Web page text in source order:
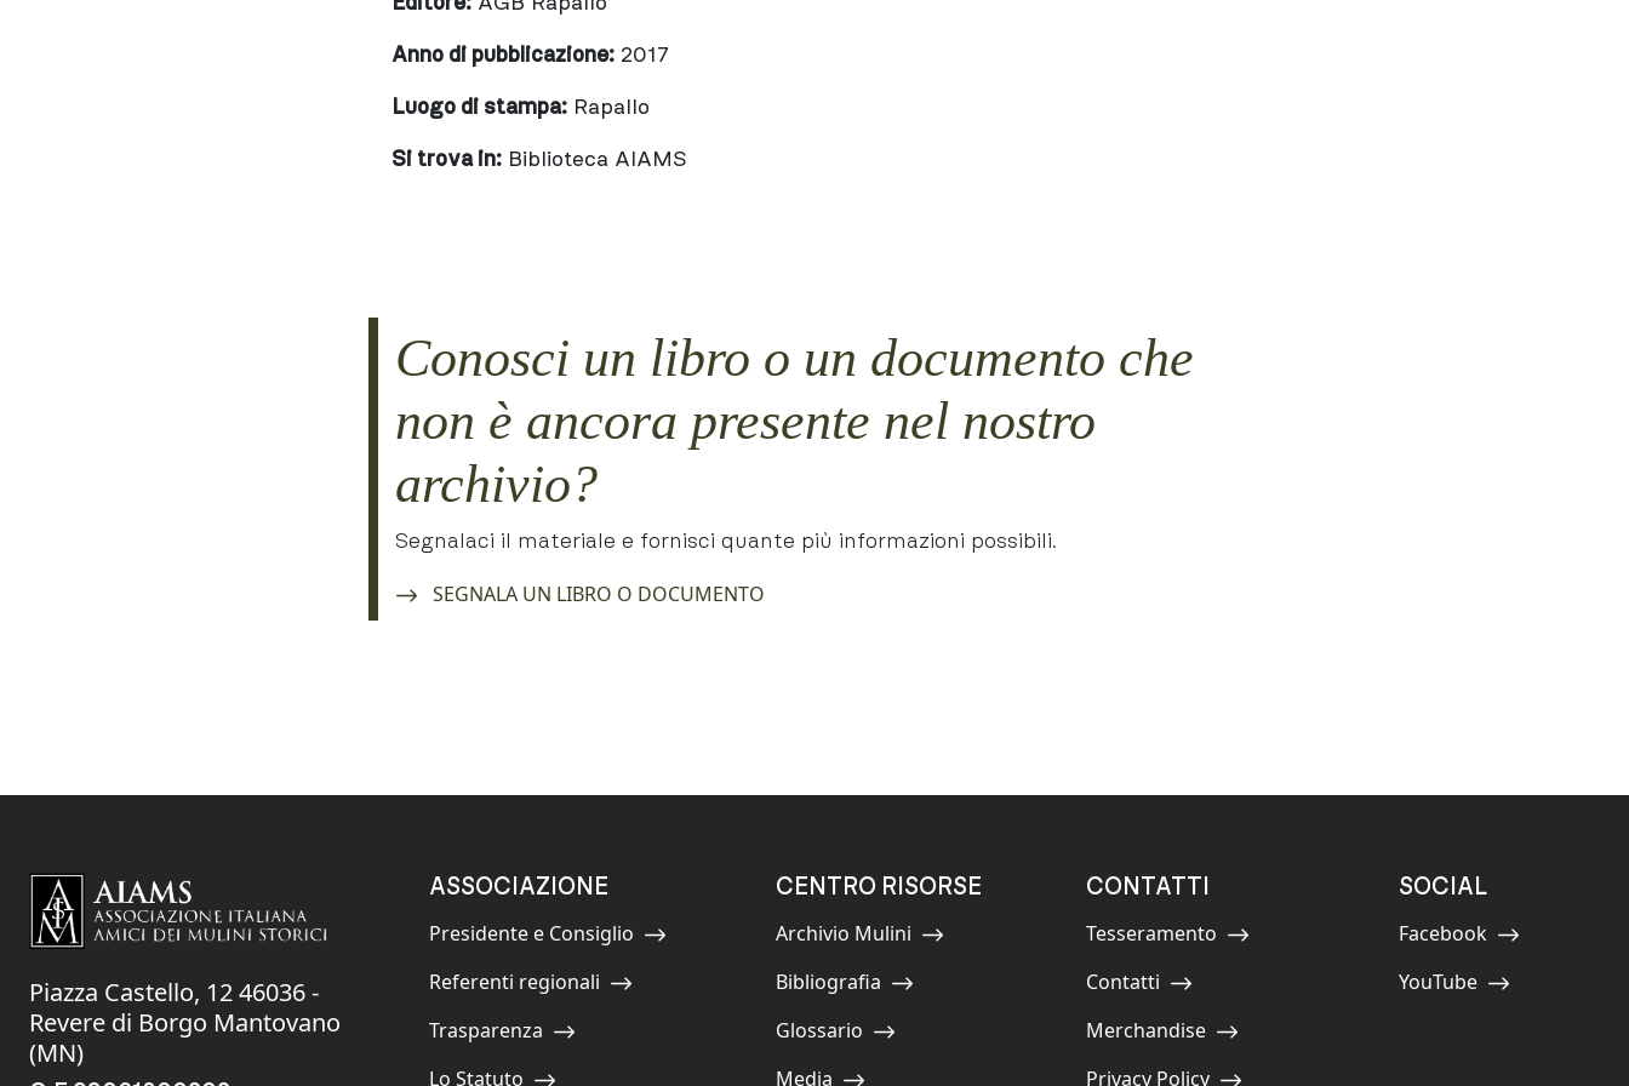
Anno di pubblicazione: 2017
Luogo di stampa: Rapallo
Si trova in: Biblioteca AIAMS
Conosci un libro o un documento che
non è ancora presente nel nostro
archivio?
Segnalaci il materiale e fornisci quante più informazioni possibili.
Navigate to:
SEGNALA UN LIBRO O DOCUMENTO
Piazza Castello, 12 46036 -
Revere di Borgo Mantovano
(MN)
ASSOCIAZIONE
Navigate to:
Presidente e Consiglio
Navigate to:
Referenti regionali
Navigate to:
Trasparenza
Lo Statuto
CENTRO RISORSE
Navigate to:
Archivio Mulini
Navigate to:
Bibliografia
Navigate to:
Glossario
Media
CONTATTI
Navigate to:
Tesseramento
Navigate to:
Contatti
Navigate to:
Merchandise
Privacy Policy
SOCIAL
Navigate to:
Facebook
Navigate to:
YouTube